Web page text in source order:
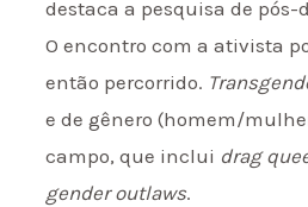
destaca a pesquisa de pós-
O encontro com a ativista
então percorrido.
e de gênero (homem/
campo, que inclui drag
gender outlaws.